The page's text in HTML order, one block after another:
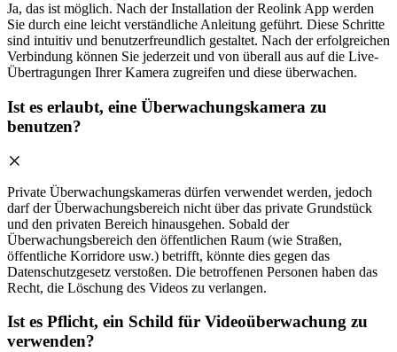
Ja, das ist möglich. Nach der Installation der Reolink App werden
Sie durch eine leicht verständliche Anleitung geführt. Diese Schritte
sind intuitiv und benutzerfreundlich gestaltet. Nach der erfolgreichen
Verbindung können Sie jederzeit und von überall aus auf die Live-
Übertragungen Ihrer Kamera zugreifen und diese überwachen.
Ist es erlaubt, eine Überwachungskamera zu
benutzen?
Private Überwachungskameras dürfen verwendet werden, jedoch
darf der Überwachungsbereich nicht über das private Grundstück
und den privaten Bereich hinausgehen. Sobald der
Überwachungsbereich den öffentlichen Raum (wie Straßen,
öffentliche Korridore usw.) betrifft, könnte dies gegen das
Datenschutzgesetz verstoßen. Die betroffenen Personen haben das
Recht, die Löschung des Videos zu verlangen.
Ist es Pflicht, ein Schild für Videoüberwachung zu
verwenden?